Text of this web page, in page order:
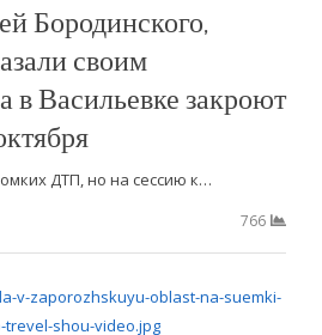
Бородинского,
своим
в Васильевке закроют
ДТП, но на сессию к…
766